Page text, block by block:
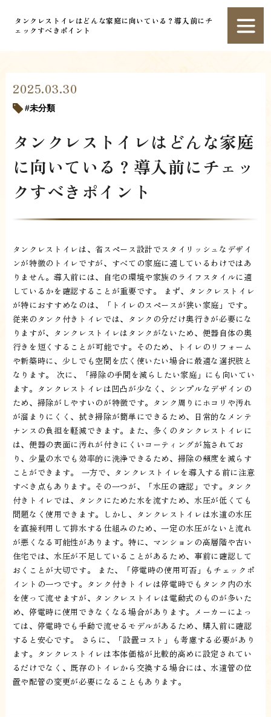
タンクレストイレはどんな家庭に向いている？導入前にチ
ェックすべきポイント
2025.03.30
未分類
タンクレストイレはどんな家庭
に向いている？導入前にチェッ
クすべきポイント
タンクレストイレは、省スペース設計でスタイリッシュなデザイ
ンが特徴のトイレですが、すべての家庭に適しているわけではあ
りません。導入前には、自宅の環境や家族のライフスタイルに適
しているかを確認することが重要です。 まず、タンクレストイレ
が特におすすめなのは、「トイレのスペースが狭い家庭」です。
従来のタンク付きトイレでは、タンクの分だけ奥行きが必要にな
りますが、タンクレストイレはタンクがないため、便器自体の奥
行きを短くすることが可能です。そのため、トイレのリフォーム
や新築時に、少しでも空間を広く使いたい場合に最適な選択肢と
なります。 次に、「掃除の手間を減らしたい家庭」にも向いてい
ます。タンクレストイレは凹凸が少なく、シンプルなデザインの
ため、掃除がしやすいのが特徴です。タンク周りにホコリや汚れ
が溜まりにくく、拭き掃除が簡単にできるため、日常的なメンテ
ナンスの負担を軽減できます。また、多くのタンクレストイレに
は、便器の表面に汚れが付きにくいコーティングが施されてお
り、少量の水でも効率的に洗浄できるため、掃除の頻度を減らす
ことができます。 一方で、タンクレストイレを導入する前に注意
すべき点もあります。その一つが、「水圧の確認」です。タンク
付きトイレでは、タンクにためた水を流すため、水圧が低くても
問題なく使用できます。しかし、タンクレストイレは水道の水圧
を直接利用して排水する仕組みのため、一定の水圧がないと流れ
が悪くなる可能性があります。特に、マンションの高層階や古い
住宅では、水圧が不足していることがあるため、事前に確認して
おくことが大切です。 また、「停電時の使用可否」もチェックポ
イントの一つです。タンク付きトイレは停電時でもタンク内の水
を使って流せますが、タンクレストイレは電動式のものが多いた
め、停電時に使用できなくなる場合があります。メーカーによっ
ては、停電時でも手動で流せるモデルがあるため、購入前に確認
すると安心です。 さらに、「設置コスト」も考慮する必要があり
ます。タンクレストイレは本体価格が比較的高めに設定されてい
るだけでなく、既存のトイレから交換する場合には、水道管の位
置や配管の変更が必要になることもあります。